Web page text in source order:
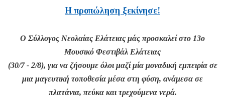
Η προπώληση ξεκίνησε!
Ο Σύλλογος Νεολαίας Ελάτειας μάς προσκαλεί στο 13ο
Μουσικό Φεστιβάλ Ελάτειας
(30/7 - 2/8), για να ζήσουμε όλοι μαζί μία μοναδική εμπειρία σε
μια μαγευτική τοποθεσία μέσα στη φύση, ανάμεσα σε
πλατάνια, πεύκα και τρεχούμενα νερά.